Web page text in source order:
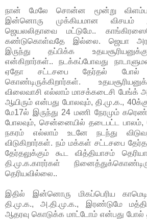
நான் மேலே சொன்ன மூன்று
இன்னொரு முக்கியமான விசயம்
ஜெயலலிதாவை மட்டுமே..
கண்டுகொள்வதே இல்லை. ஜெயா
இருந்து தப்பிக்க
என்கிறார்கள்.. நடக்கப்போவது
ஏதோ சட்டசபை தேர்தல் போல்
கொண்டிருக்கிறார்கள்.
விலைவாசி எல்லாம் மாசக்கடைசி பேங்க்
ஆயிரும் என்பது போலவும், தி.மு.க.,
மே17ல் இருந்து 24 மணி நேரமும்
போலவும், சென்னையில் தடைபட்ட
நகரம் எல்லாம் உடனே நடந்து
விடுகிறார்கள். நம் மக்கள் சட்டசபை
தேர்தலுக்கும் கூட வித்தியாசம்
தி.மு.க.காரர்கள்
தெரியவில்லை..
இதில் இன்னொரு மிகப்பெரிய
தி.மு.க., அ.தி.மு.க., இரண்டுமே
ஆதரவு கொடுக்க மாட்டோம் என்பது போல்